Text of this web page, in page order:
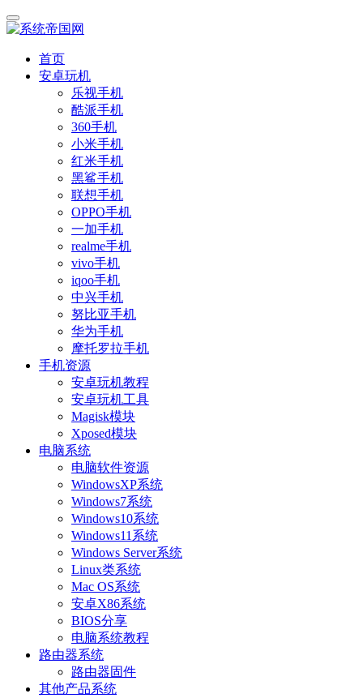
首页
安卓玩机
乐视手机
酷派手机
360手机
小米手机
红米手机
黑鲨手机
联想手机
OPPO手机
一加手机
realme手机
vivo手机
iqoo手机
中兴手机
努比亚手机
华为手机
摩托罗拉手机
手机资源
安卓玩机教程
安卓玩机工具
Magisk模块
Xposed模块
电脑系统
电脑软件资源
WindowsXP系统
Windows7系统
Windows10系统
Windows11系统
Windows Server系统
Linux类系统
Mac OS系统
安卓X86系统
BIOS分享
电脑系统教程
路由器系统
路由器固件
其他产品系统